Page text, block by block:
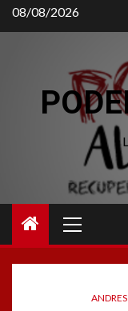
Saltar
al
08/08/2026
principal